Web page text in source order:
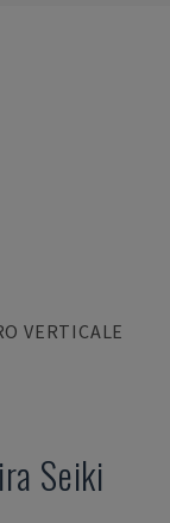
VERTICALE
Seiki